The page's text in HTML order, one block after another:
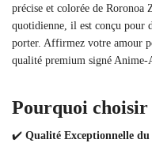
précise et colorée de
quotidienne, il est conçu pour
porter. Affirmez votre amour
qualité premium signé Anime-
Pourquoi choisir
✔️ Qualité Exceptionnelle du